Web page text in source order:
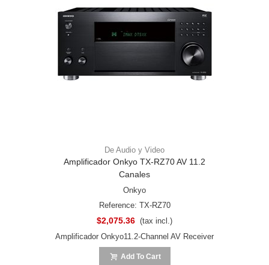
De Audio y Video
Amplificador Onkyo TX-RZ70 AV 11.2
Canales
Onkyo
Reference: TX-RZ70
$2,075.36 (tax incl.)
Amplificador Onkyo11.2-Channel AV Receiver
Add To Cart